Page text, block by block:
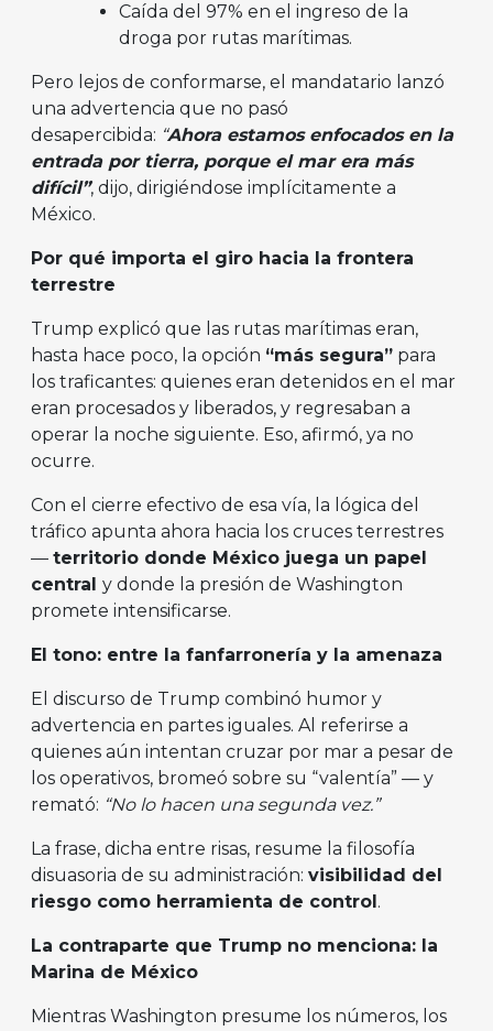
Caída del 97% en el ingreso de la
droga por rutas marítimas.
Pero lejos de conformarse, el mandatario lanzó
una advertencia que no pasó
desapercibida: “Ahora estamos enfocados en la
entrada por tierra, porque el mar era más
difícil”, dijo, dirigiéndose implícitamente a
México.
Por qué importa el giro hacia la frontera
terrestre
Trump explicó que las rutas marítimas eran,
hasta hace poco, la opción “más segura” para
los traficantes: quienes eran detenidos en el mar
eran procesados y liberados, y regresaban a
operar la noche siguiente. Eso, afirmó, ya no
ocurre.
Con el cierre efectivo de esa vía, la lógica del
tráfico apunta ahora hacia los cruces terrestres
— territorio donde México juega un papel
central y donde la presión de Washington
promete intensificarse.
El tono: entre la fanfarronería y la amenaza
El discurso de Trump combinó humor y
advertencia en partes iguales. Al referirse a
quienes aún intentan cruzar por mar a pesar de
los operativos, bromeó sobre su “valentía” — y
remató: “No lo hacen una segunda vez.”
La frase, dicha entre risas, resume la filosofía
disuasoria de su administración: visibilidad del
riesgo como herramienta de control .
La contraparte que Trump no menciona: la
Marina de México
Mientras Washington presume los números, los